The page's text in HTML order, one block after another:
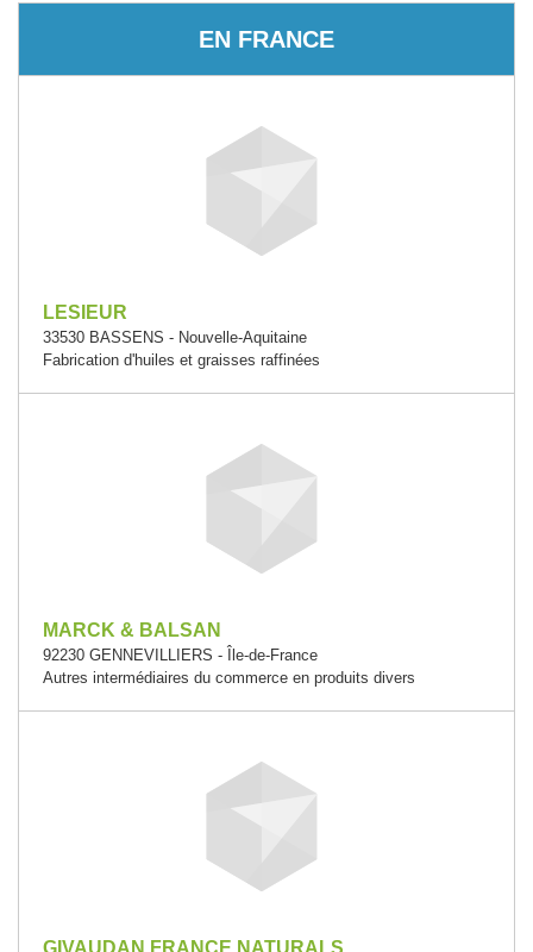
EN FRANCE
LESIEUR
33530 BASSENS - Nouvelle-Aquitaine
Fabrication d'huiles et graisses raffinées
MARCK & BALSAN
92230 GENNEVILLIERS - Île-de-France
Autres intermédiaires du commerce en produits divers
GIVAUDAN FRANCE NATURALS